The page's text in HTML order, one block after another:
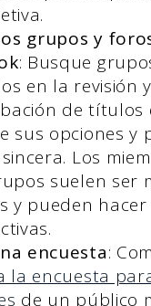
grupos y
: Busque
en la revisión y
de títulos
sus opciones y
Los
suelen ser
y pueden
encuesta:
la encuesta
de un público